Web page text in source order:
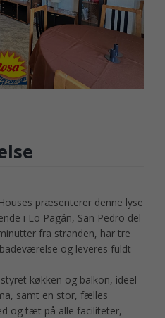
præsenterer denne lyse
i Lo Pagán, San Pedro del
fra stranden, har tre
og leveres fuldt
køkken og balkon, ideel
samt en stor, fælles
og tæt på alle faciliteter,